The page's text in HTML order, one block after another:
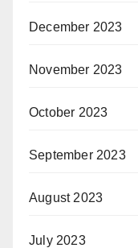
December 2023
November 2023
October 2023
September 2023
August 2023
July 2023